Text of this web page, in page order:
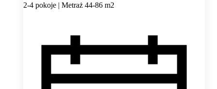
2-4 pokoje | Metraż 44-86 m2